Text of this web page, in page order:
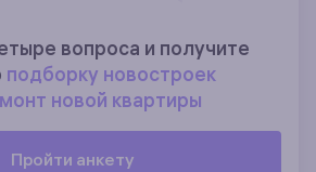
вопроса и получите
подборку новостроек
новой квартиры
Пройти анкету